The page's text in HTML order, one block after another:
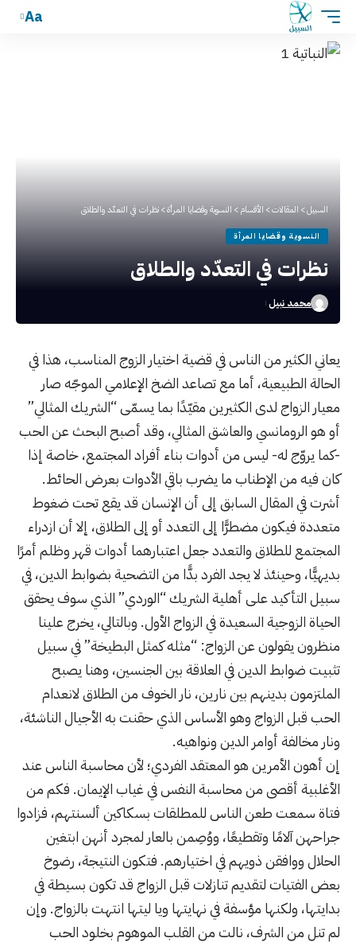
Aa
السبيل> المقالات> الأقسام> النسوية وقضايا المرأة>نظرات في التعدّد والطلاق
النسوية وقضايا المرأة
نظرات في التعدّد والطلاق
محمد نبيل
يعاني الكثير من الناس في قضية اختيار الزوج المناسب، هذا في
الحالة الطبيعية، أما مع تصاعد الضخ الإعلامي الموجّه صار
معيار الزواج لدى الكثيرين مقيّدًا بما يسمّى “الشريك المثالي”
أو هو الرومانسي والعاشق المثالي، وقد أصبح البحث عن الحب
-كما يروّج له- ليس من أدوات بناء أفراد المجتمع، خاصة إذا
كان فيه من الإطناب ما يضرب باقي الأدوات بعرض الحائط.
أشرت في المقال السابق إلى أن الإنسان قد يقع تحت ضغوط
متعددة فيكون مضطرًّا إلى التعدد أو إلى الطلاق، إلا أن ازدراء
المجتمع للطلاق والتعدد جعل اعتبارهما أدوات قهر وظلم أمرًا
بديهيًّا، وحينئذ لا يجد الفرد بدًّا من التضحية بضوابط الدين، في
سبيل التأكيد على أهلية الشريك “الوردي” الذي سوف يحقق
الحياة الزوجية السعيدة في الزواج الأول. وبالتالي، يخرج علينا
منظرون يقولون عن الزواج: “مثله كمثل البطيخة” في سبيل
تثبيت ضوابط الدين في العلاقة بين الجنسين، وهنا يصبح
الملتزمون بدينهم بين نارين، نار الخوف من الطلاق لانعدام
الحب قبل الزواج وهو الأساس الذي حقنت به الأجيال الناشئة،
ونار مخالفة أوامر الدين ونواهيه.
إن أهون الأمرين هو المعتقد الفردي؛ لأن محاسبة الناس عند
الأغلبية أقصى من محاسبة النفس في غياب الإيمان. فكم من
فتاة سمعت طعن الناس للمطلقات بسكاكين ألسنتهم، فزادوا
جراحهن آلامًا وتقطيعًا، ووُصِمن بالعار لمجرد أنهن ابتغين
الحلال ووافقن ذويهم في اختيارهم. فتكون النتيجة، رضوخ
بعض الفتيات لتقديم تنازلات قبل الزواج قد تكون بسيطة في
بدايتها، ولكنها مؤسفة في نهايتها ويا ليتها انتهت بالزواج. وإن
لم تنل من الشرف، نالت من القلب الموهوم بخلود الحب